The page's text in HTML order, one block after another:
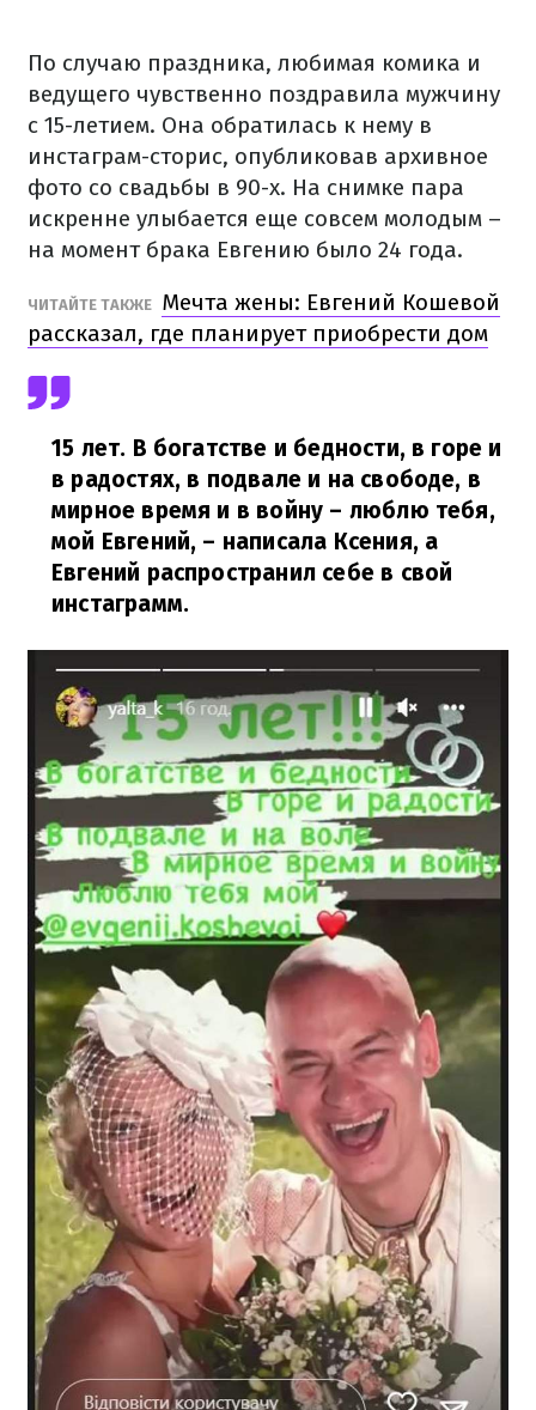
По случаю праздника, любимая комика и
ведущего чувственно поздравила мужчину
с 15-летием. Она обратилась к нему в
инстаграм-сторис, опубликовав архивное
фото со свадьбы в 90-х. На снимке пара
искренне улыбается еще совсем молодым –
на момент брака Евгению было 24 года.
ЧИТАЙТЕ ТАКЖЕ Мечта жены: Евгений Кошевой
рассказал, где планирует приобрести дом
15 лет. В богатстве и бедности, в горе и
в радостях, в подвале и на свободе, в
мирное время и в войну – люблю тебя,
мой Евгений, – написала Ксения, а
Евгений распространил себе в свой
инстаграмм.